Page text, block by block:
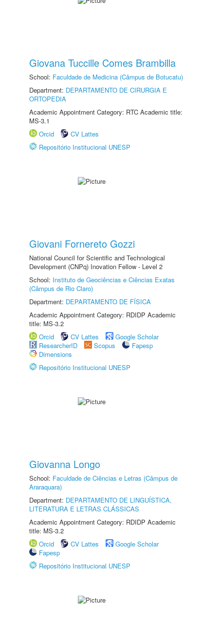
Giovana Tuccille Comes Brambilla
School: Faculdade de Medicina (Câmpus de Botucatu)
Department: DEPARTAMENTO DE CIRURGIA E
ORTOPEDIA
Academic Appointment Category: RTC Academic title:
MS-3.1
Orcid
CV Lattes
Repositório Institucional UNESP
Giovani Fornereto Gozzi
National Council for Scientific and Technological
Development (CNPq) Inovation Fellow - Level 2
School: Instituto de Geociências e Ciências Exatas
(Câmpus de Rio Claro)
Department: DEPARTAMENTO DE FÍSICA
Academic Appointment Category: RDIDP Academic
title: MS-3.2
Orcid
CV Lattes
Google Scholar
ResearcherID
Scopus
Fapesp
Dimensions
Repositório Institucional UNESP
Giovanna Longo
School: Faculdade de Ciências e Letras (Câmpus de
Araraquara)
Department: DEPARTAMENTO DE LINGUÍSTICA,
LITERATURA E LETRAS CLÁSSICAS
Academic Appointment Category: RDIDP Academic
title: MS-3.2
Orcid
CV Lattes
Google Scholar
Fapesp
Repositório Institucional UNESP